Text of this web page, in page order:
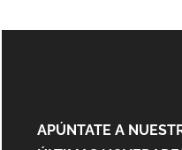
APÚNTATE A